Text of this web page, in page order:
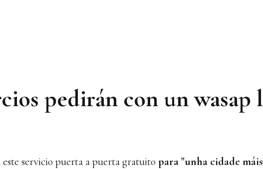
pedirán con un wasap
servicio puerta a puerta gratuitopara "unha cidade